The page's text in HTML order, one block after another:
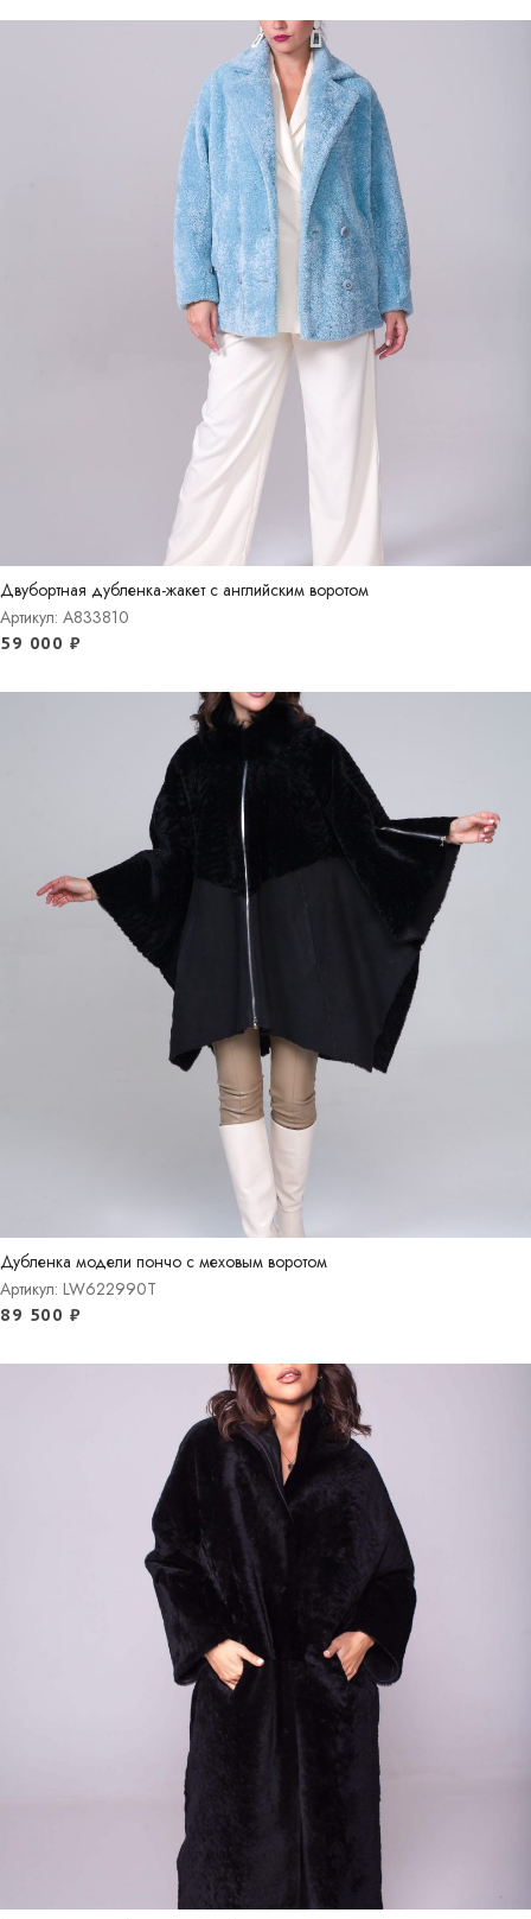
Двубортная дубленка-жакет с английским воротом
Артикул: A833810
59 000 ₽
Дубленка модели пончо с меховым воротом
Артикул: LW622990T
89 500 ₽